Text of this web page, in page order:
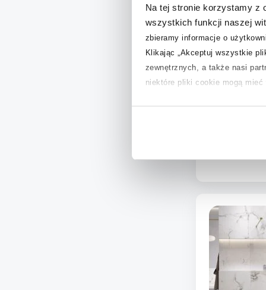
Na tej stronie korzystamy z
wszystkich funkcji naszej
zbieramy informacje o
Klikając „Akceptuj wszystkie
zewnętrznych, a także nasi
niektóre pliki cookie mogą mieć
na temat plików cookie i tego,
Meissen
prysznicowa